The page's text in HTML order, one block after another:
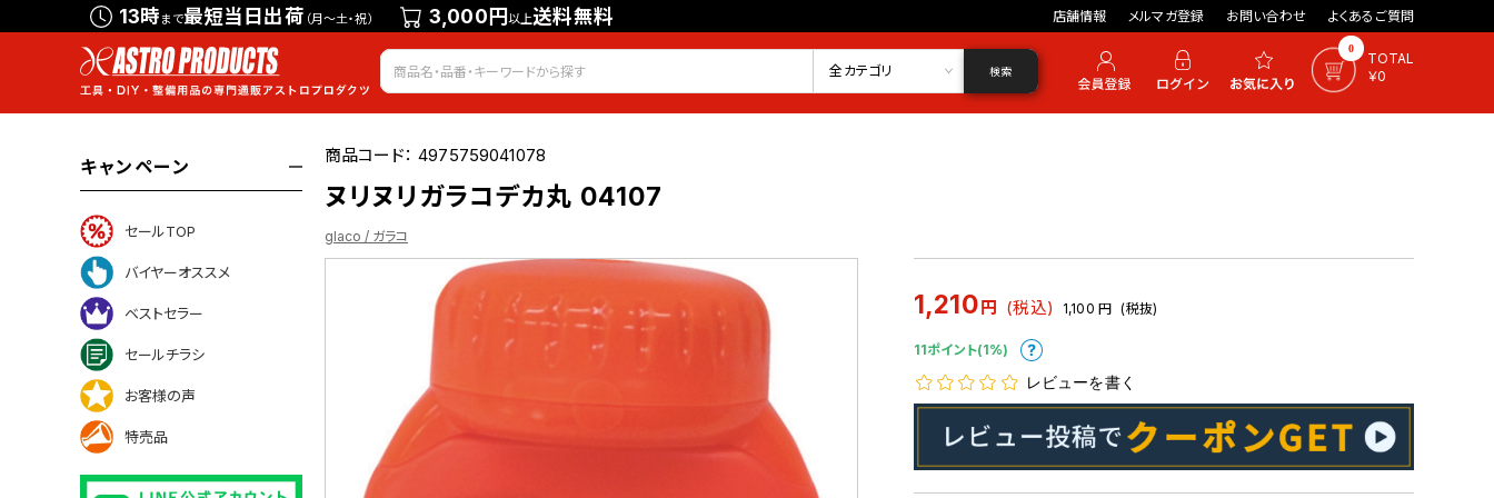
13時まで最短当日出荷 （月～土・祝） 3,000円以上送料無料 店舗情報 メルマガ登録 お問い合わせ よくあるご質問
会員登録 ログイン お気に入り 0
TOTAL
￥0
全カテゴリ 検索
キャンペーン
セールTOP
バイヤーオススメ
ベストセラー
セールチラシ
お客様の声
特売品
商品コード：4975759041078
ヌリヌリガラコデカ丸 04107
glaco / ガラコ
1,210円 (税込) 1,100 円 (税抜)
11ポイント(1%)
レビューを書く